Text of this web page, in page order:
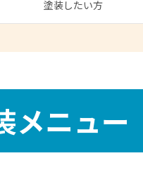
塗装したい方
メニュー